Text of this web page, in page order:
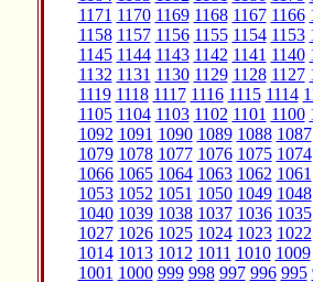
1171 1170 1169 1168 1167 1166
1158 1157 1156 1155 1154 1153
1145 1144 1143 1142 1141 1140
1132 1131 1130 1129 1128 1127
1119 1118 1117 1116 1115 1114
1105 1104 1103 1102 1101 1100
1092 1091 1090 1089 1088 1087
1079 1078 1077 1076 1075 1074
1066 1065 1064 1063 1062 1061
1053 1052 1051 1050 1049 1048
1040 1039 1038 1037 1036 1035
1027 1026 1025 1024 1023 1022
1014 1013 1012 1011 1010 1009
1001 1000 999 998 997 996 995